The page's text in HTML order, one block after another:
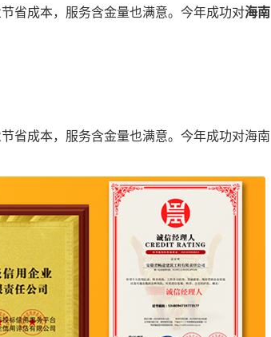
省成本，服务含金量也满意。今年成功对海南
省成本，服务含金量也满意。今年成功对海南